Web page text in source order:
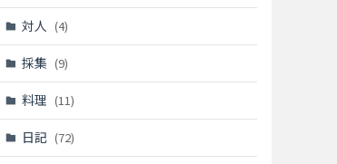
対人 (4)
採集 (9)
料理 (11)
日記 (72)